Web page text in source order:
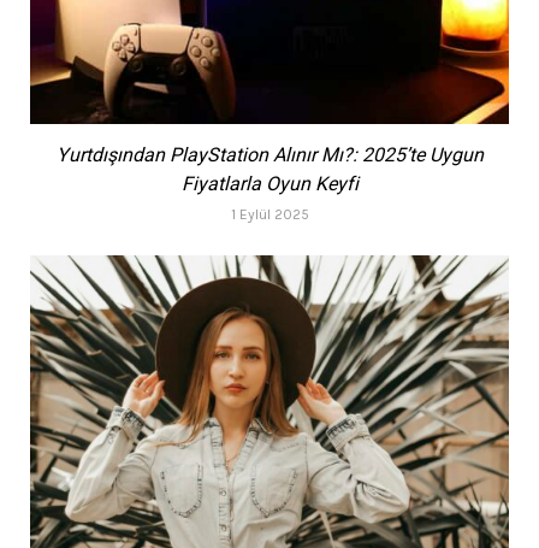
Yurtdışından PlayStation Alınır Mı?: 2025’te Uygun
Fiyatlarla Oyun Keyfi
1 Eylül 2025